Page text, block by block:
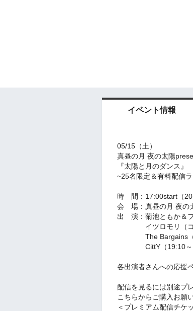
イベント情報
05/15（土）
真昼の月 夜の太陽
『太陽と月のダンス』
~25名限定＆有料配信
時 間：17:00start（
会 場：真昼の月 夜の
出 演：菊池ともか＆
イツロモリ（コカ
The Bargains（
CittY（19:10～
各出演者さんへの応援
配信を見るには別途プ
こちらからご購入お願
＜プレミアム配信チケ